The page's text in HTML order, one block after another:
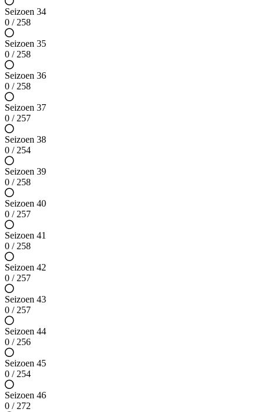
Seizoen 34
0 / 258
Seizoen 35
0 / 258
Seizoen 36
0 / 258
Seizoen 37
0 / 257
Seizoen 38
0 / 254
Seizoen 39
0 / 258
Seizoen 40
0 / 257
Seizoen 41
0 / 258
Seizoen 42
0 / 257
Seizoen 43
0 / 257
Seizoen 44
0 / 256
Seizoen 45
0 / 254
Seizoen 46
0 / 272